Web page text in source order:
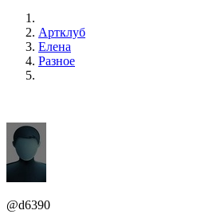
Артклуб
Елена
Разное
@d6390